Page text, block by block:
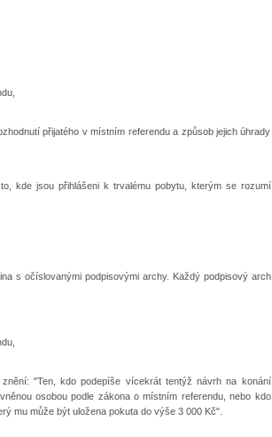
přijatého v místním referendu a způsob jejich úhrady
kde jsou přihlášeni k trvalému pobytu, kterým se rozumí
s očíslovanými podpisovými archy. Každý podpisový arch
"Ten, kdo podepíše vícekrát tentýž návrh na konání
osobou podle zákona o místním referendu, nebo kdo
mu může být uložena pokuta do výše 3 000 Kč".